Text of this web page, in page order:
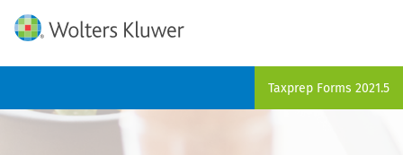
Skip To Main Content
Taxprep Forms 2021.5